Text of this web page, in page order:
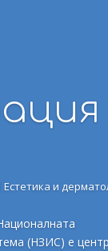
Естетика и
(НЗИС) е